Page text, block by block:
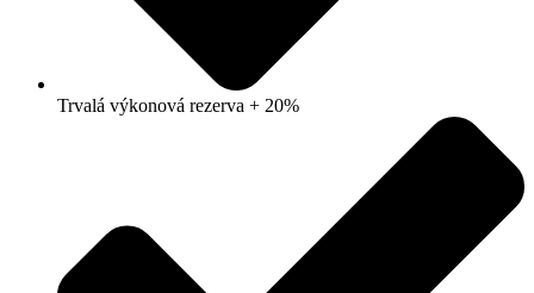
Trvalá výkonová rezerva + 20%